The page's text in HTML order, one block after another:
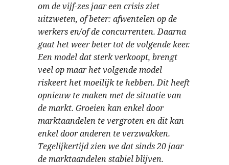
om de vijf-zes jaar een crisis ziet
uitzweten, of beter: afwentelen op de
werkers en/of de concurrenten. Daarna
gaat het weer beter tot de volgende keer.
Een model dat sterk verkoopt, brengt
veel op maar het volgende model
riskeert het moeilijk te hebben. Dit heeft
opnieuw te maken met de situatie van
de markt. Groeien kan enkel door
marktaandelen te vergroten en dit kan
enkel door anderen te verzwakken.
Tegelijkertijd zien we dat sinds 20 jaar
de marktaandelen stabiel blijven.